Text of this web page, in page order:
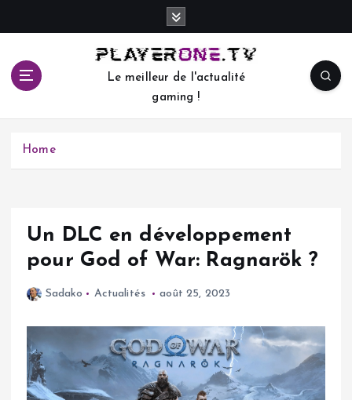
c
Le meilleur de l'actualité
gaming !
Home
Un DLC en développement
pour God of War: Ragnarök ?
Sadako Actualités août 25, 2023